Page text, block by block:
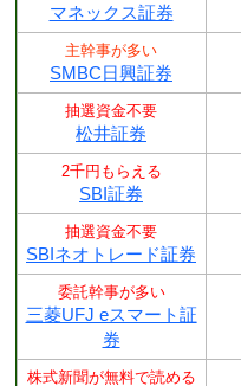
マネックス証券
主幹事が多い
SMBC日興証券
抽選資金不要
松井証券
2千円もらえる
SBI証券
抽選資金不要
SBIネオトレード証券
委託幹事が多い
三菱UFJ eスマート証
券
株式新聞が無料で読める